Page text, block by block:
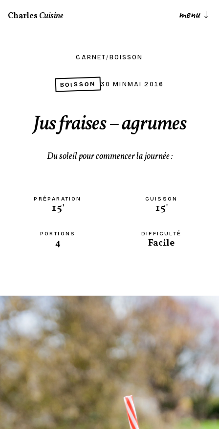
CharlesCuisine menu ↓
CARNET/ BOISSON
BOISSON 30 MIN MAI 2016
Jus fraises – agrumes
Du soleil pour commencer la journée :
PRÉPARATION
15'
CUISSON
15'
PORTIONS
4
DIFFICULTÉ
Facile